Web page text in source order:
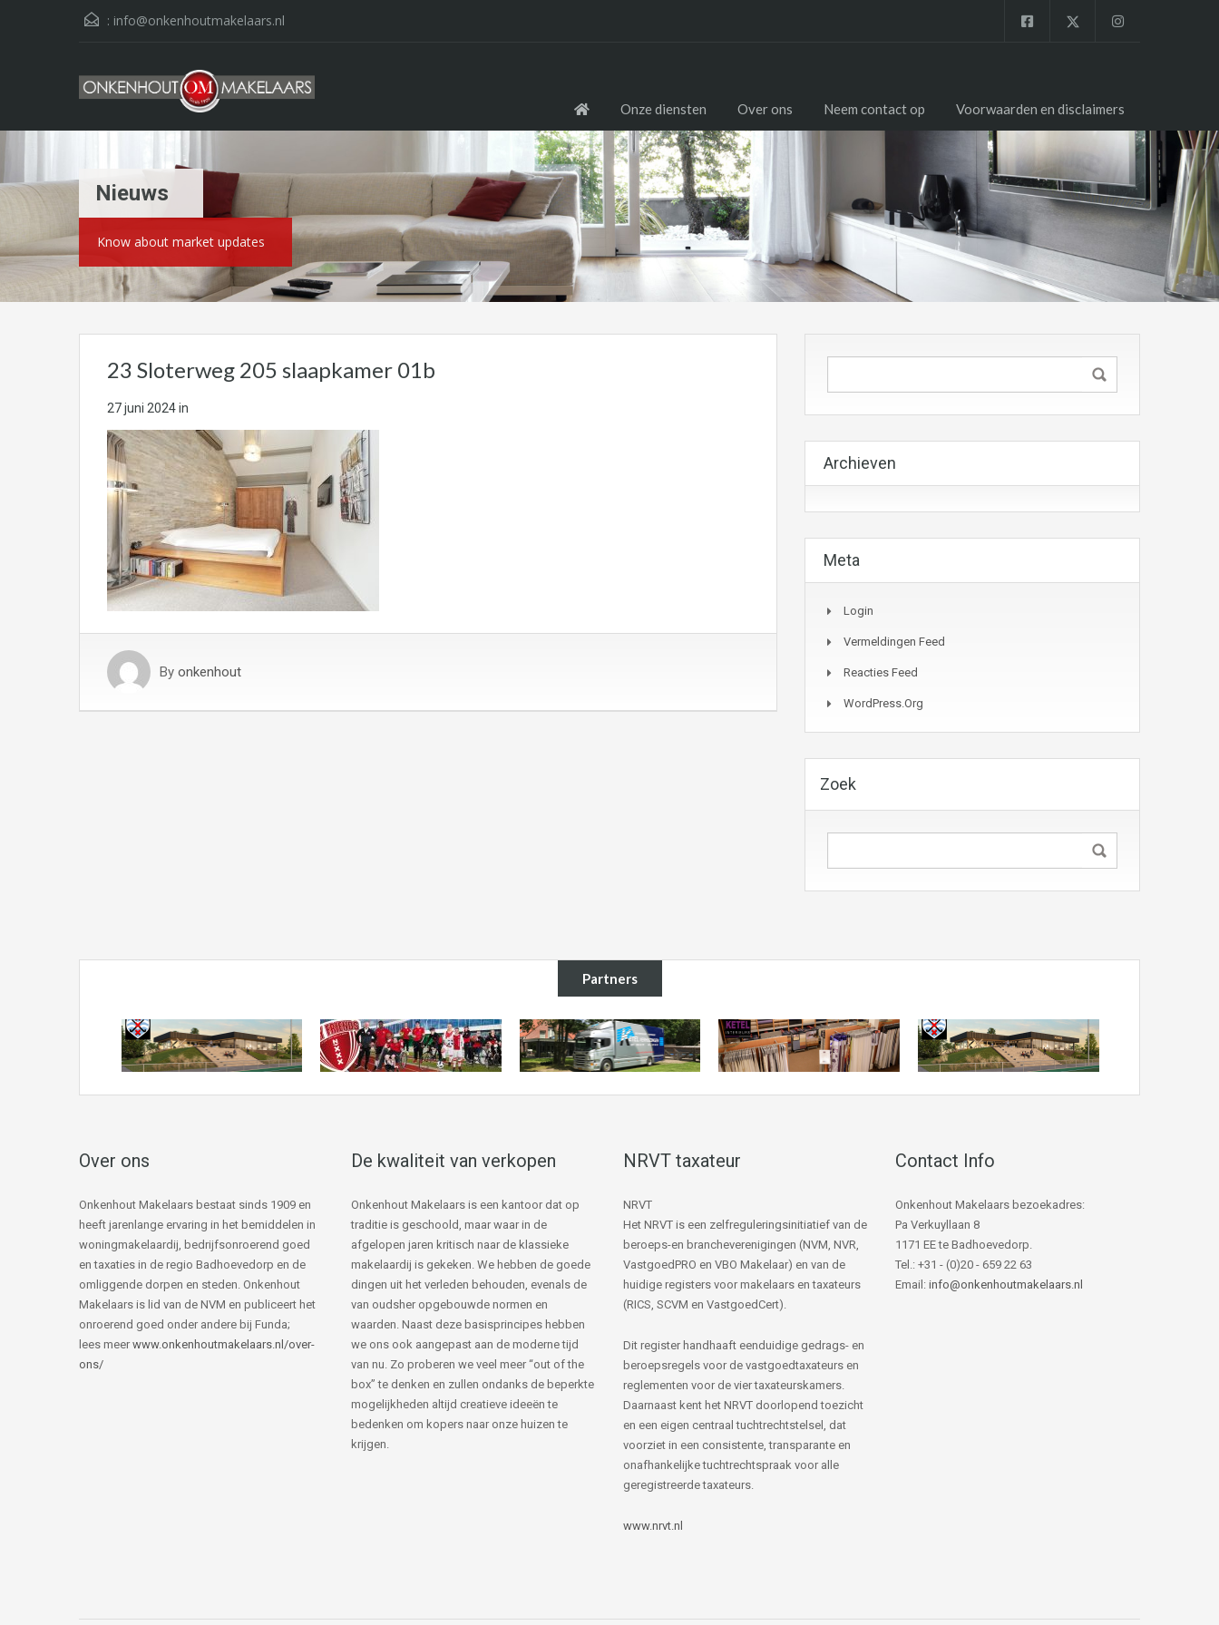
: info@onkenhoutmakelaars.nl
Onze diensten Over ons Neem contact op Voorwaarden en disclaimers
Nieuws
Know about market updates
23 Sloterweg 205 slaapkamer 01b
27 juni 2024in
By onkenhout
Archieven
Meta
Login
Vermeldingen Feed
Reacties Feed
WordPress.org
Zoek
Partners
Over ons
Onkenhout Makelaars bestaat sinds 1909 en
heeft jarenlange ervaring in het bemiddelen in
woningmakelaardij, bedrijfsonroerend goed
en taxaties in de regio Badhoevedorp en de
omliggende dorpen en steden. Onkenhout
Makelaars is lid van de NVM en publiceert het
onroerend goed onder andere bij Funda;
lees meer www.onkenhoutmakelaars.nl/over-
ons/
De kwaliteit van verkopen
Onkenhout Makelaars is een kantoor dat op
traditie is geschoold, maar waar in de
afgelopen jaren kritisch naar de klassieke
makelaardij is gekeken. We hebben de goede
dingen uit het verleden behouden, evenals de
van oudsher opgebouwde normen en
waarden. Naast deze basisprincipes hebben
we ons ook aangepast aan de moderne tijd
van nu. Zo proberen we veel meer “out of the
box” te denken en zullen ondanks de beperkte
mogelijkheden altijd creatieve ideeën te
bedenken om kopers naar onze huizen te
krijgen.
NRVT taxateur
NRVT
Het NRVT is een zelfreguleringsinitiatief van de
beroeps-en brancheverenigingen (NVM, NVR,
VastgoedPRO en VBO Makelaar) en van de
huidige registers voor makelaars en taxateurs
(RICS, SCVM en VastgoedCert).
Dit register handhaaft eenduidige gedrags- en
beroepsregels voor de vastgoedtaxateurs en
reglementen voor de vier taxateurskamers.
Daarnaast kent het NRVT doorlopend toezicht
en een eigen centraal tuchtrechtstelsel, dat
voorziet in een consistente, transparante en
onafhankelijke tuchtrechtspraak voor alle
geregistreerde taxateurs.
www.nrvt.nl
Contact Info
Onkenhout Makelaars bezoekadres:
Pa Verkuyllaan 8
1171 EE te Badhoevedorp.
Tel.: +31 - (0)20 - 659 22 63
Email: info@onkenhoutmakelaars.nl